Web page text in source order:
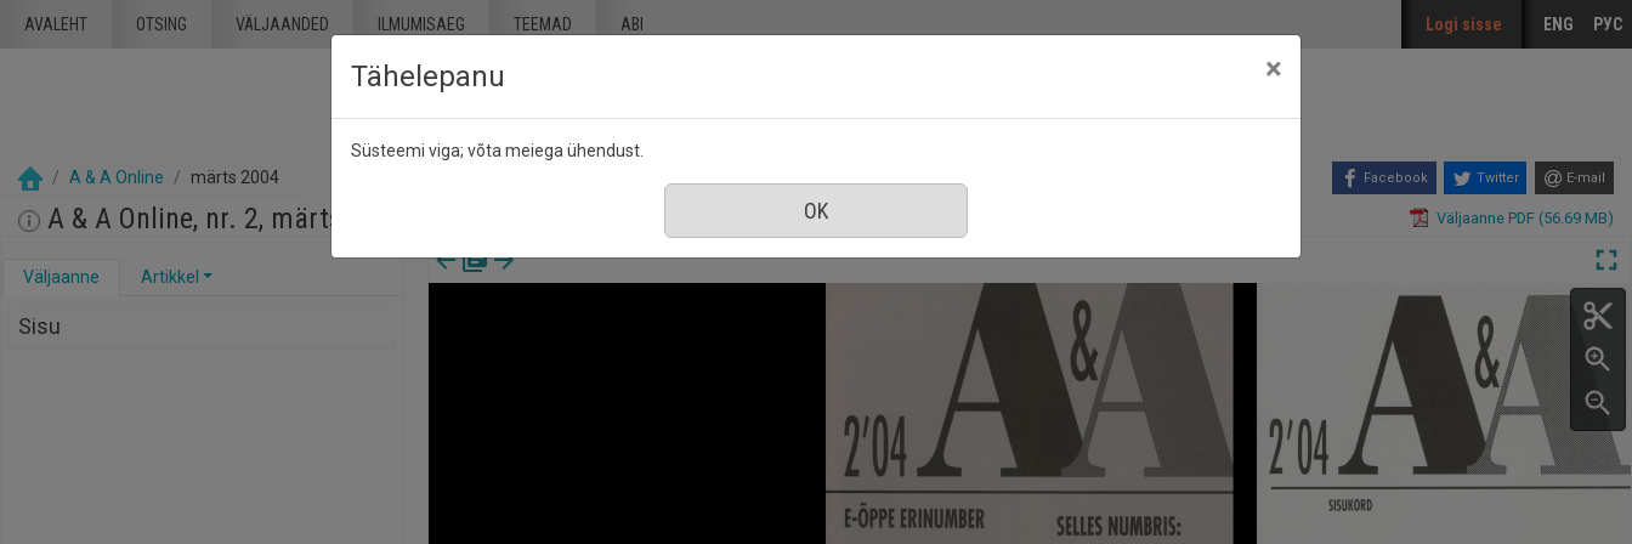
AVALEHT OTSING VÄLJAANDED ILMUMISAEG TEEMAD ABI Logi sisse ENG РУС
A & A Online märts 2004 Facebook Twitter E-mail
A & A Online, nr. 2, märts 2004 Väljaanne PDF (56.69 MB)
Väljaanne Artikkel
Sisu
Tähelepanu ×
Süsteemi viga; võta meiega ühendust.